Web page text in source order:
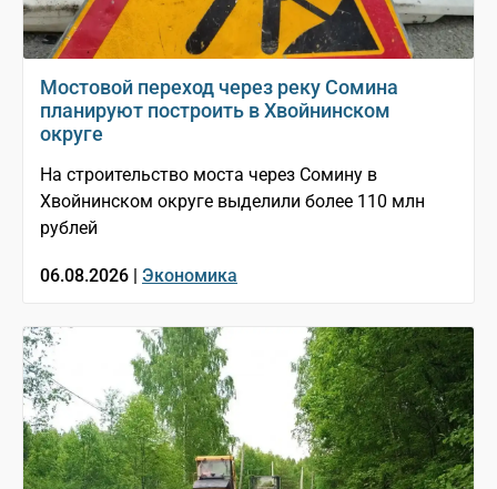
Мостовой переход через реку Сомина
планируют построить в Хвойнинском
округе
На строительство моста через Сомину в
Хвойнинском округе выделили более 110 млн
рублей
06.08.2026 | Экономика